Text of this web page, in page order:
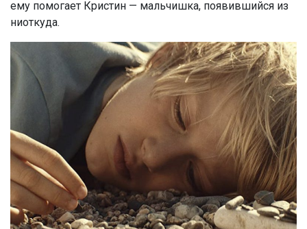
ему помогает Кристин — мальчишка, появившийся из
ниоткуда.